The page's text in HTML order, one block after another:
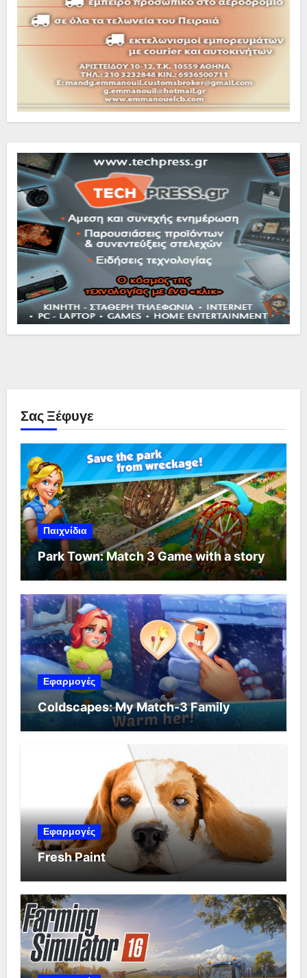
Σας Ξέφυγε
Παιχνίδια
Park Town: Match 3 Game with a story
Εφαρμογές
Coldscapes: My Match-3 Family
Εφαρμογές
Fresh Paint